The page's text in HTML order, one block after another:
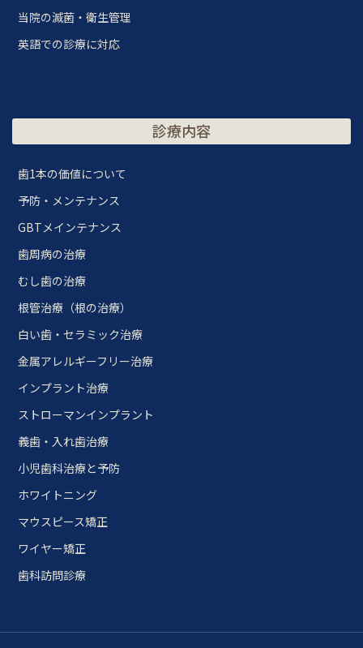
当院の滅菌・衛生管理
英語での診療に対応
診療内容
歯1本の価値について
予防・メンテナンス
GBTメインテナンス
歯周病の治療
むし歯の治療
根管治療（根の治療）
白い歯・セラミック治療
金属アレルギーフリー治療
インプラント治療
ストローマンインプラント
義歯・入れ歯治療
小児歯科治療と予防
ホワイトニング
マウスピース矯正
ワイヤー矯正
歯科訪問診療